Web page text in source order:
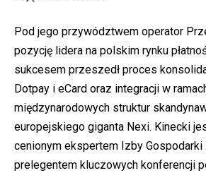
Pod jego przywództwem operator
pozycję lidera na polskim rynku
sukcesem przeszedł proces
Dotpay i eCard oraz integracji w
międzynarodowych struktur
europejskiego giganta Nexi. Kinecki
cenionym ekspertem Izby Gospodarki
prelegentem kluczowych konferencji